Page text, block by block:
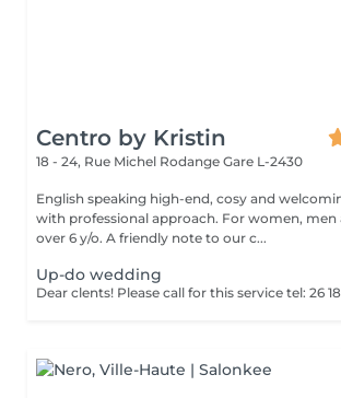
Centro by Kristin
18 - 24, Rue Michel Rodange Gare L-2430
English speaking high-end, cosy and
with professional approach. For women, men
over 6 y/o. A friendly note to our c...
Up-do wedding